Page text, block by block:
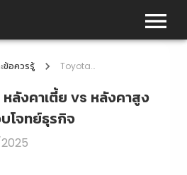
ข้อควรรู้ Toyota Hiace หลังคาเตี้ย vs หลังคาสูง เลือกแบบไหนตอบโจทย์ธุรกิจ
ลังคาเตี้ย vs หลังคาสูง
โจทย์ธุรกิจ